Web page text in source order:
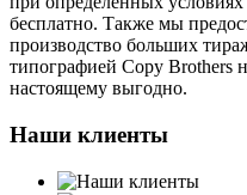
бесплатно. Также мы
производство больших
типографией Copy Brothers
настоящему выгодно.
Наши клиенты